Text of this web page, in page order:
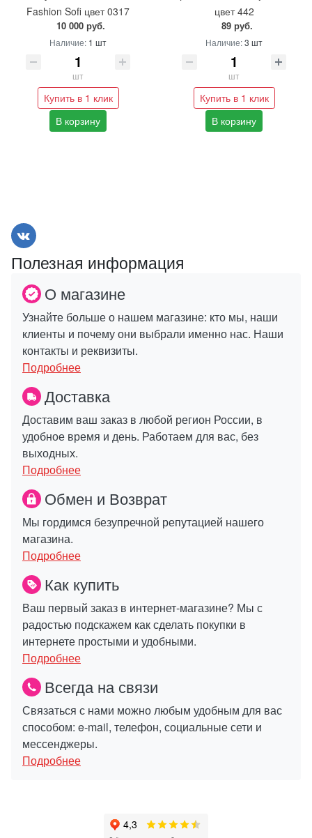
Fashion Sofi цвет 0317
10 000 руб.
Наличие: 1 шт
шт
Купить в 1 клик
В корзину
цвет 442
89 руб.
Наличие:3 шт
шт
Купить в 1 клик
В корзину
Полезная информация
О магазине
Узнайте больше о нашем магазине: кто мы, наши
клиенты и почему они выбрали именно нас. Наши
контакты и реквизиты.
Подробнее
Доставка
Доставим ваш заказ в любой регион России, в
удобное время и день. Работаем для вас, без
выходных.
Подробнее
Обмен и Возврат
Мы гордимся безупречной репутацией нашего
магазина.
Подробнее
Как купить
Ваш первый заказ в интернет-магазине? Мы с
радостью подскажем как сделать покупки в
интернете простыми и удобными.
Подробнее
Всегда на связи
Связаться с нами можно любым удобным для вас
способом: e-mail, телефон, социальные сети и
мессенджеры.
Подробнее